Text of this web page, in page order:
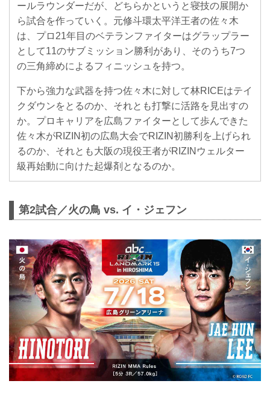
ールラウンダーだが、どちらかというと寝技の展開か
ら試合を作っていく。元修斗環太平洋王者の佐々木
は、プロ21年目のベテランファイターはグラップラー
として11のサブミッション勝利があり、そのうち7つ
の三角締めによるフィニッシュを持つ。
下から強力な武器を持つ佐々木に対して林RICEはテイ
クダウンをとるのか、それとも打撃に活路を見出すの
か。プロキャリアを広島ファイターとして歩んできた
佐々木がRIZIN初の広島大会でRIZIN初勝利を上げられ
るのか、それとも大阪の現役王者がRIZINウェルター
級再始動に向けた起爆剤となるのか。
第2試合／火の鳥 vs. イ・ジェフン